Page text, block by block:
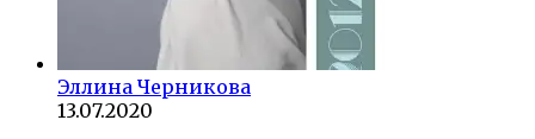
Эллина Черникова
13.07.2020